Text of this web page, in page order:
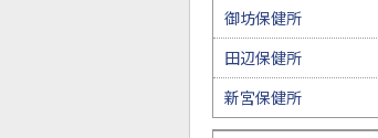
御坊保健所
田辺保健所
新宮保健所